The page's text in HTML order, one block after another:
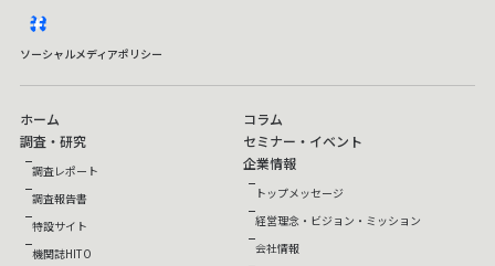
ソーシャルメディアポリシー
ホーム
調査・研究
調査レポート
調査報告書
特設サイト
機関誌HITO
コラム
セミナー・イベント
企業情報
トップメッセージ
経営理念・ビジョン・ミッション
会社情報